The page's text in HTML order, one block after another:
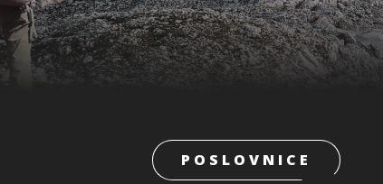
POSLOVNICE